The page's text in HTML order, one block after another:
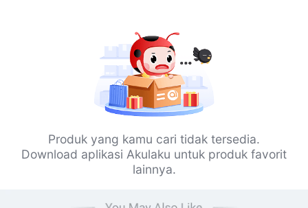
Produk yang kamu cari tidak tersedia.
Download aplikasi Akulaku untuk produk favorit
lainnya.